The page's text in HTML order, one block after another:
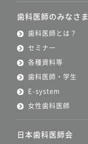
歯科医師のみなさま
歯科医師とは？
セミナー
各種資料等
歯科医師・学生
E-system
女性歯科医師
日本歯科医師会